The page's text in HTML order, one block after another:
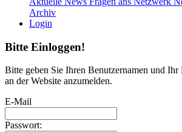
Archiv
Login
Bitte Einloggen!
Bitte geben Sie Ihren Benutzernamen und Ihr
an der Website anzumelden.
E-Mail
Passwort: